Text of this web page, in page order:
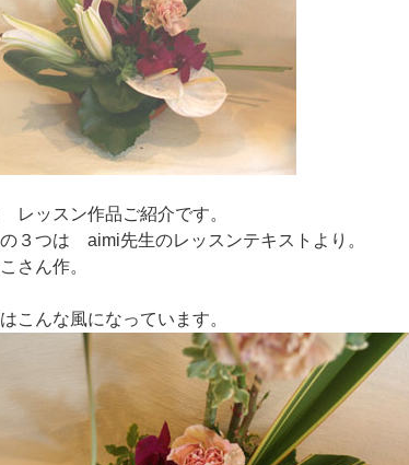
レッスン作品ご紹介です。
３つは aimi先生のレッスンテキストより。
さん作。
こんな風になっています。